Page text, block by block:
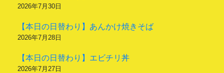
2026年7月30日
【本日の日替わり】あんかけ焼きそば
2026年7月28日
【本日の日替わり】エビチリ丼
2026年7月27日